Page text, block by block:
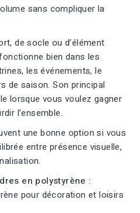
sans compliquer la
de socle ou d’élément
bien dans les
les événements, le
de saison. Son principal
lorsque vous voulez gagner
l’ensemble.
une bonne option si vous
entre présence visuelle,
en polystyrène :
pour décoration et loisirs